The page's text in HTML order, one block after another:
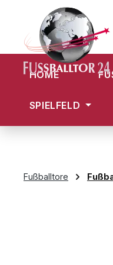
Hauptinhalt springen
Zur Suche springen
Zur Hauptnavigation
HOME
SPIELFELD
Fußballtore